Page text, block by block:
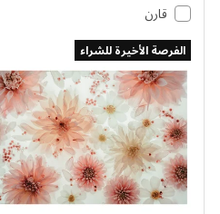
قارن
الفرصة الأخيرة للشراء